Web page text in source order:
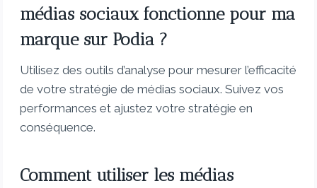
médias sociaux fonctionne pour ma
marque sur Podia ?
Utilisez des outils d’analyse pour mesurer l’efficacité
de votre stratégie de médias sociaux. Suivez vos
performances et ajustez votre stratégie en
conséquence.
Comment utiliser les médias